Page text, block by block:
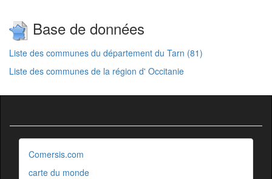
Base de données
Liste des communes du département du Tarn (81)
Liste des communes de la région d' Occitanie
Comersis.com
carte du monde